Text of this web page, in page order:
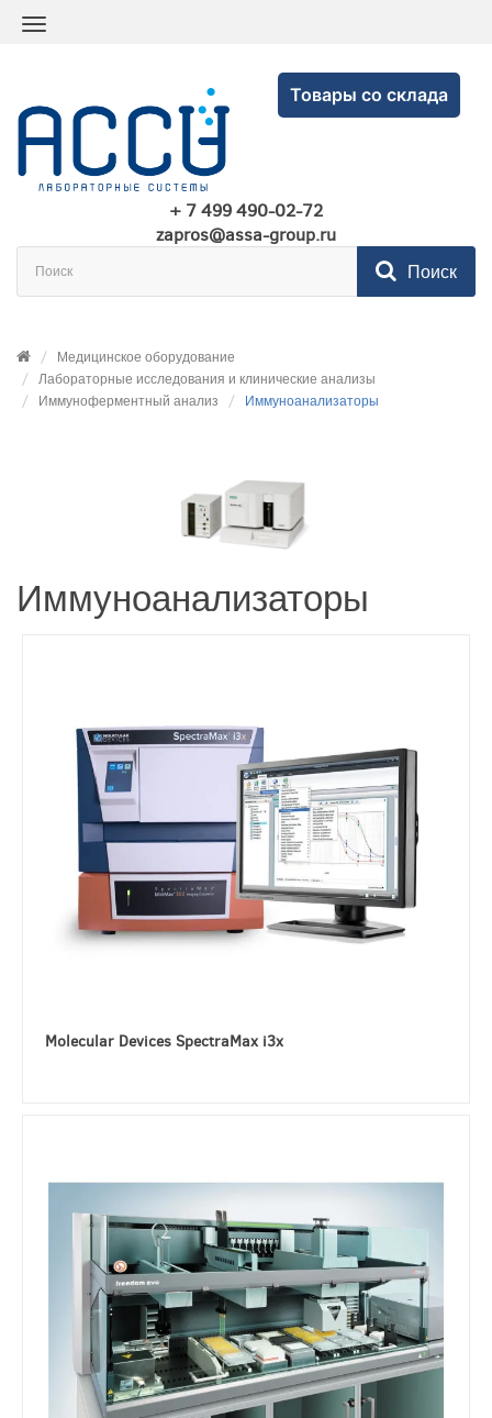
Товары со склада
+ 7 499 490-02-72
zapros@assa-group.ru
Поиск
Медицинское оборудование
Лабораторные исследования и клинические анализы
Иммуноферментный анализ
Иммуноанализаторы
Иммуноанализаторы
Molecular Devices SpectraMax i3x